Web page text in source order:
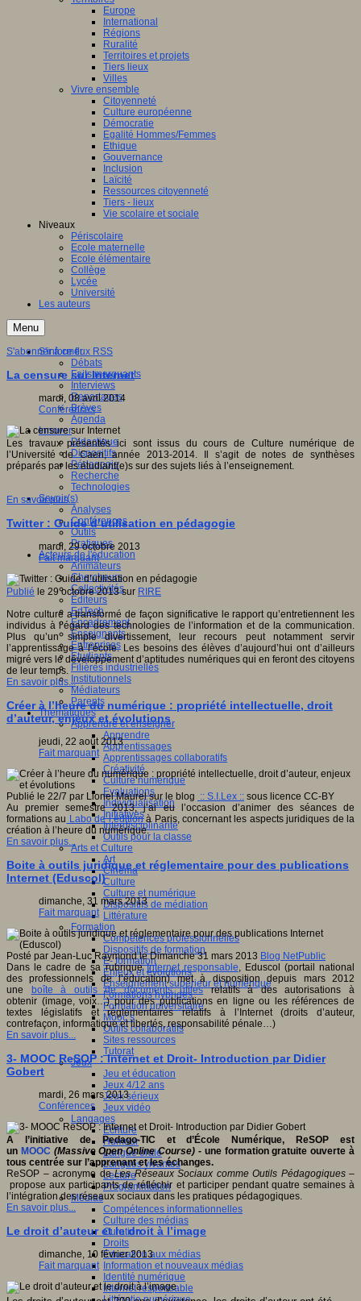
Europe
International
Régions
Ruralité
Territoires et projets
Tiers lieux
Villes
Vivre ensemble
Citoyenneté
Culture européenne
Démocratie
Egalité Hommes/Femmes
Ethique
Gouvernance
Inclusion
Laïcité
Ressources citoyenneté
Tiers - lieux
Vie scolaire et sociale
Niveaux
Périscolaire
Ecole maternelle
Ecole élémentaire
Collège
Lycée
Université
Les auteurs
Menu
S'informer
Débats
Faits marquants
Interviews
Reportages
Brèves
Agenda
Innover
Didactique
Dispositifs
Pédagogie
Recherche
Technologies
Savoir(s)
Analyses
Conférences
Outils
Pratiques
Acteurs de l'éducation
Animateurs
Chercheurs
Collectivités
Editeurs
EdTech
Encadrement
Enseignants
Entreprises
Etudiants
Filières industrielles
Institutionnels
Médiateurs
Parents
Thématiques
Apprendre et enseigner
Apprendre
Apprentissages
Apprentissages collaboratifs
Créativité
Culture numérique
Evaluations
Individualisation
Initiatives
Interdisciplinarité
Outils pour la classe
Arts et Culture
Art
Cinéma
Culture
Culture et numérique
Dispositifs de médiation
Littérature
Formation
Compétences professionnelles
Dispositifs de formation
E- formation
Enjeux et évolutions
Enseignement supérieur et numérique
Formations hybrides
Formation universitaire
Mooc’s
Outils collaboratifs
Sites ressources
Tutorat
Jeux
Jeu et éducation
Jeux 4/12 ans
Jeux sérieux
Jeux vidéo
Langages
Ecriture
Humour
Langue orale
Langues vivantes
Lecture
Programmation
Médias
Compétences informationnelles
Culture des médias
Curation
Droits
Education aux médias
Information et nouveaux médias
Identité numérique
Internet responsable
S'abonner à ce flux RSS
La censure sur Internet
mardi, 08 avril 2014
Conférences
Les travaux présentés ici sont issus du cours de Culture numérique de
l’Université de Caen, année 2013-2014. Il s’agit de notes de synthèses
préparés par les étudiant(e)s sur des sujets liés à l’enseignement.
En savoir plus...
Twitter : Guide d’utilisation en pédagogie
mardi, 29 octobre 2013
Fait marquant
Publié le 29 octobre 2013 sur RIRE
Notre culture a transformé de façon significative le rapport qu’entretiennent les
individus à l’égard des technologies de l’information et de la communication.
Plus qu’un simple divertissement, leur recours peut notamment servir
l’apprentissage à l’école. Les besoins des élèves d’aujourd’hui ont d’ailleurs
migré vers le développement d’aptitudes numériques qui en feront des citoyens
de leur temps.
En savoir plus...
Créer à l’heure du numérique : propriété intellectuelle, droit
d’auteur, enjeux et évolutions
jeudi, 22 août 2013
Fait marquant
Publié le 22/7 par Lionel Maurel sur le blog :: S.I.Lex :: sous licence CC-BY
Au premier semestre 2013, j’ai eu l’occasion d’animer des séances de
formations au Labo de l’éditionà Paris, concernant les aspects juridiques de la
création à l’heure du numérique.
En savoir plus...
Boite à outils juridique et réglementaire pour des publications
Internet (Eduscol)
dimanche, 31 mars 2013
Fait marquant
Posté par Jean-Luc Raymond le Dimanche 31 mars 2013 Blog NetPublic
Dans le cadre de sa rubriqueInternet responsable, Eduscol (portail national
des professionnels de l’éducation) met à disposition depuis mars 2012
une
boîte à outils de documents utilesrelatifs à des autorisations à
obtenir (image, voix…) pour des publications en ligne ou les références de
textes législatifs et réglementaires relatifs à l’Internet (droits d’auteur,
contrefaçon, informatique et libertés, responsabilité pénale…)
En savoir plus...
3- MOOC ReSOP : Internet et Droit- Introduction par Didier
Gobert
mardi, 26 mars 2013
Conférences
A l’initiative de Pedago-TIC et d’École Numérique, ReSOP est
un MOOC (Massive Open Online Course) - une formation gratuite ouverte à
tous centrée sur l’apprenant et les échanges.
ReSOP – acronyme deLes Réseaux Sociaux comme Outils Pédagogiques–
propose aux participants de réfléchir et participer pendant quatre semaines à
l’intégration des réseaux sociaux dans les pratiques pédagogiques.
En savoir plus...
Le droit d’auteur et le droit à l’image
dimanche, 10 février 2013
Fait marquant